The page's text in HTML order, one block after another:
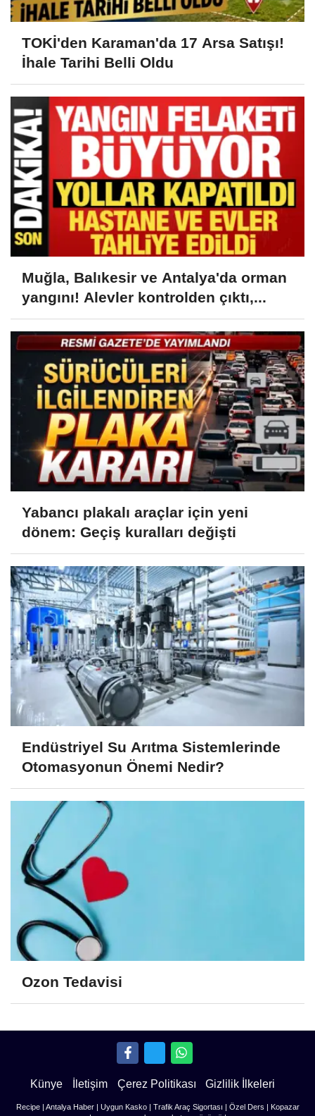
TOKİ'den Karaman'da 17 Arsa Satışı!
İhale Tarihi Belli Oldu
Muğla, Balıkesir ve Antalya'da orman
yangını! Alevler kontrolden çıktı,...
Yabancı plakalı araçlar için yeni
dönem: Geçiş kuralları değişti
Endüstriyel Su Arıtma Sistemlerinde
Otomasyonun Önemi Nedir?
Ozon Tedavisi
Künye İletişim Çerez Politikası Gizlilik İlkeleri
Recipe| Antalya Haber| Uygun Kasko| Trafik Araç Sigortası Özel Ders
Kopazar